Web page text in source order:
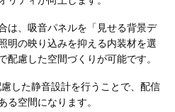
は、吸音パネルを「見せる背景デ
明の映り込みを抑える内装材を選
配慮した空間づくりが可能です。
した静音設計を行うことで、配信
る空間になります。